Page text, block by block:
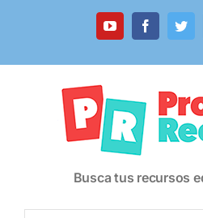
YouTubeFacebook
Busca tus recursos